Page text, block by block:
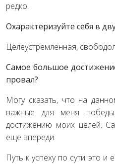
редко.
Охарактеризуйте себя в
Целеустремленная,
Самое большое
провал?
Могу сказать, что на
важные для меня
достижению моих целей.
еще впереди.
Путь к успеху по сути это и